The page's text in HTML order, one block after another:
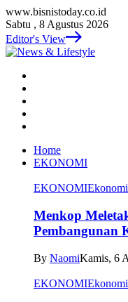
www.bisnistoday.co.id
Sabtu , 8 Agustus 2026
Editor's View
Home
EKONOMI
EKONOMI
Menkop
Pembangunan
By NaomiKamis, 6
EKONOMI